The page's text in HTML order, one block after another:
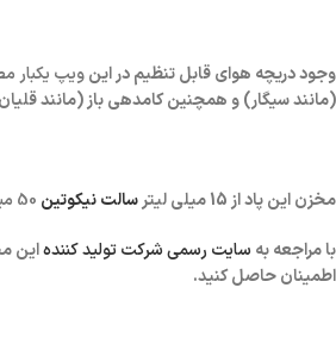
وجود دریچه هوای قابل تنظیم در اینویپ یکبار
(مانند سیگار) و همچنین کامدهی باز (مانند
مخزن این پاد از 15 میلی لیتر سالت نیکوتین 50 میلی گرم
با مراجعه به سایت رسمی شرکت تولید کنندهاین
اطمینان حاصل کنید.